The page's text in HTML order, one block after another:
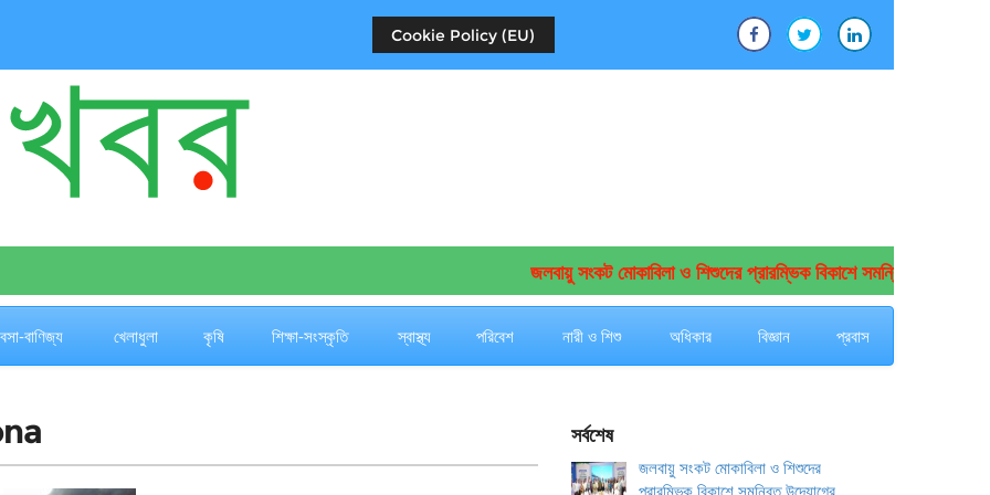
Cookie Policy (EU)
জলবায়ু সংকট মোকাবিলা ও শিশুদের প্রারম্ভিক বিকাশে সমন্বিত উদ্যোগের
বাণিজ্য খেলাধুলা কৃষি শিক্ষা-সংস্কৃতি স্বাস্থ্য পরিবেশ নারী ও শিশু অধিকার বিজ্ঞান প্রবাস
সর্বশেষ
জলবায়ু সংকট মোকাবিলা ও শিশুদের
প্রারম্ভিক বিকাশে সমন্বিত উদ্যোগের